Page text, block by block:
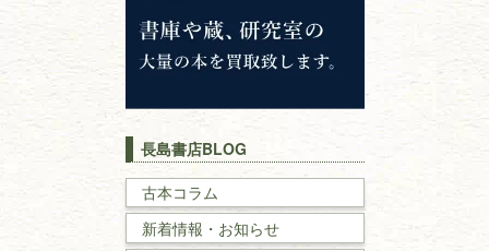
イスラム教
キリスト教
歴史書
戦記・戦史
国文学・国語学
長島書店BLOG
古本コラム
新着情報・お知らせ